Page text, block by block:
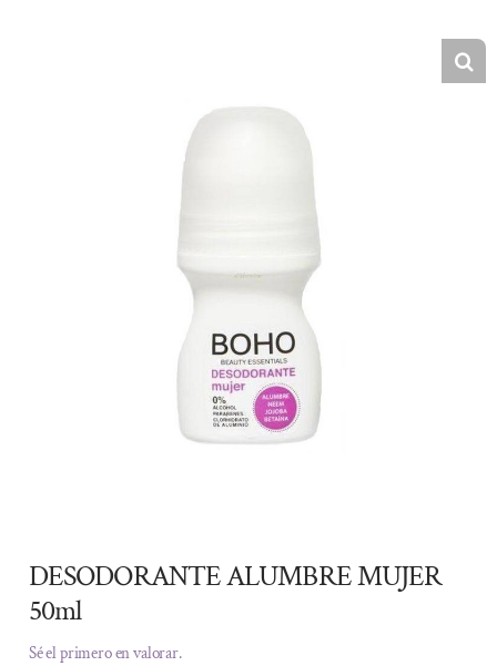
DESODORANTE ALUMBRE MUJER
50ml
Sé el primero en valorar.